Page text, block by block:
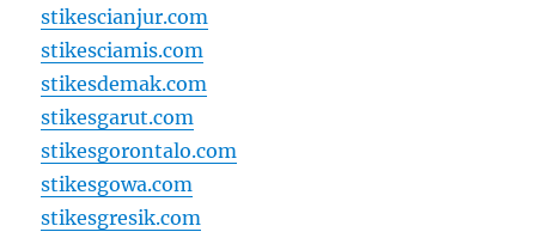
stikescianjur.com
stikesciamis.com
stikesdemak.com
stikesgarut.com
stikesgorontalo.com
stikesgowa.com
stikesgresik.com